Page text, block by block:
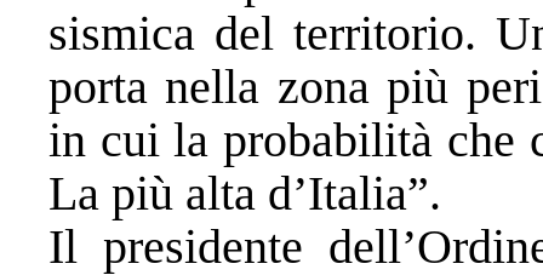
sismica del territorio.
porta nella zona più
in cui la probabilità che
La più alta d’Italia”.
Il presidente